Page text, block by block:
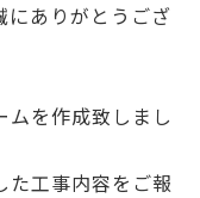
にありがとうござ
ムを作成致しまし
た工事内容をご報